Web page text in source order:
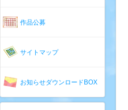
作品公募
サイトマップ
お知らせダウンロードBOX